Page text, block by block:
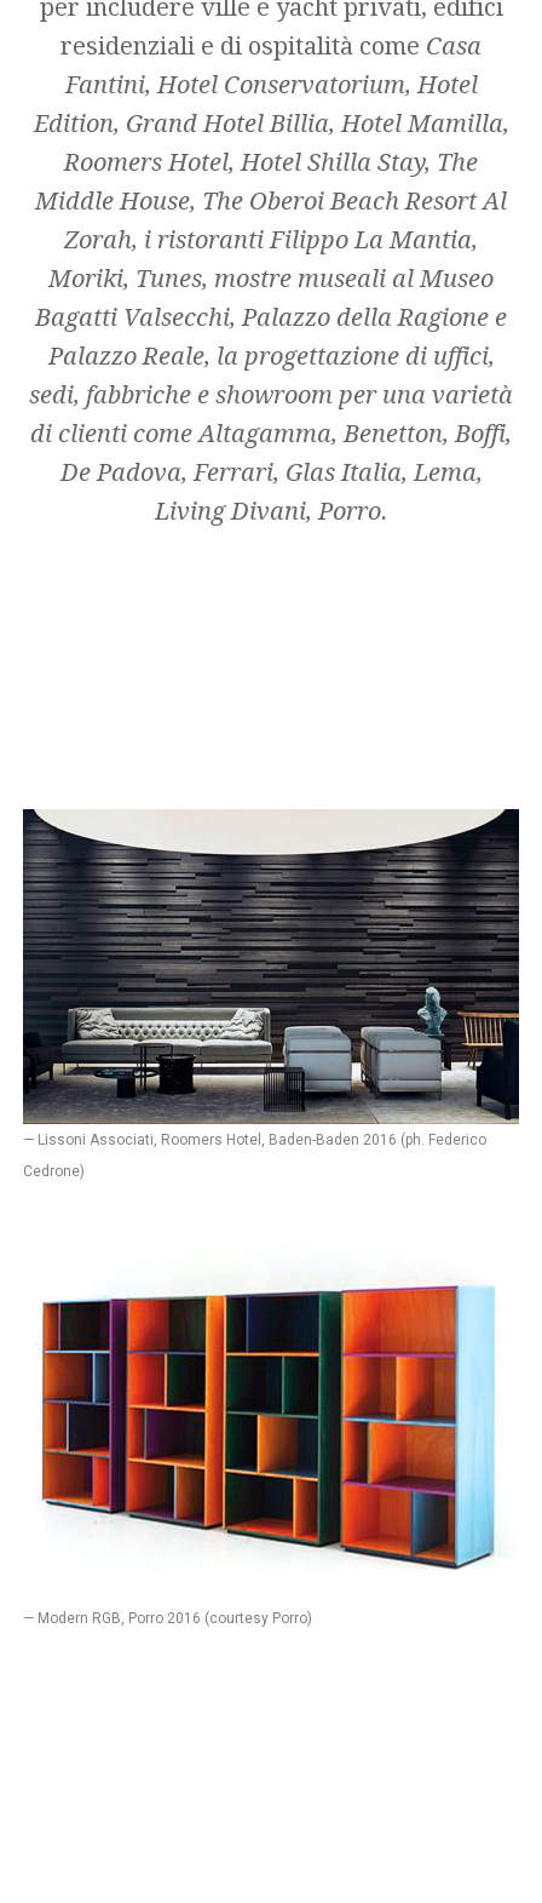
per includere ville e yacht privati, edifici
residenziali e di ospitalità come Casa
Fantini, Hotel Conservatorium, Hotel
Edition, Grand Hotel Billia, Hotel Mamilla,
Roomers Hotel, Hotel Shilla Stay, The
Middle House, The Oberoi Beach Resort Al
Zorah, i ristoranti Filippo La Mantia,
Moriki, Tunes, mostre museali al Museo
Bagatti Valsecchi, Palazzo della Ragione e
Palazzo Reale, la progettazione di uffici,
sedi, fabbriche e showroom per una varietà
di clienti come Altagamma, Benetton, Boffi,
De Padova, Ferrari, Glas Italia, Lema,
Living Divani, Porro.
— Lissoni Associati, Roomers Hotel, Baden-Baden 2016 (ph. Federico
Cedrone)
— Modern RGB, Porro 2016 (courtesy Porro)